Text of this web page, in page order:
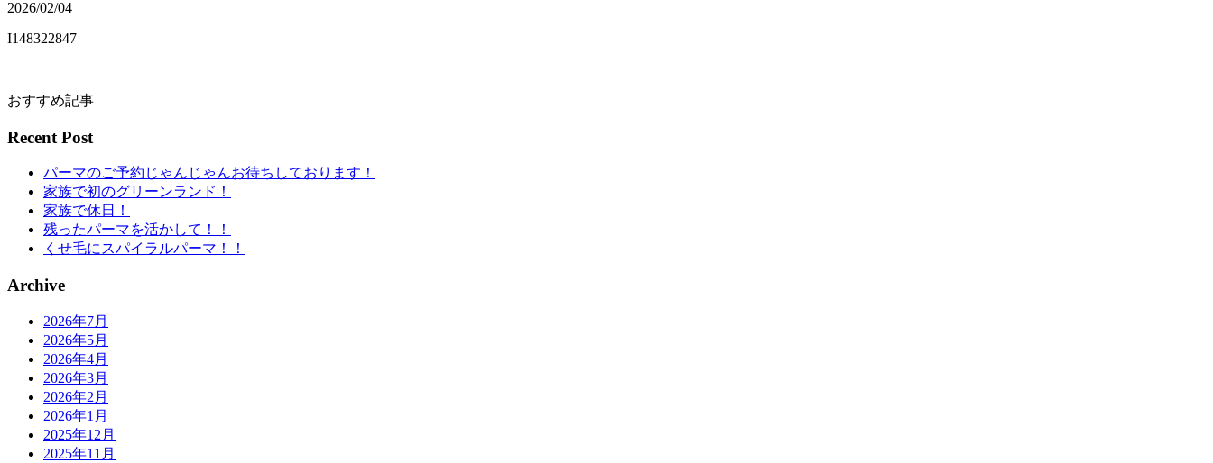
2026/02/04
I148322847
おすすめ記事
Recent Post
パーマのご予約じゃんじゃんお待ちしております！
家族で初のグリーンランド！
家族で休日！
残ったパーマを活かして！！
くせ毛にスパイラルパーマ！！
Archive
2026年7月
2026年5月
2026年4月
2026年3月
2026年2月
2026年1月
2025年12月
2025年11月